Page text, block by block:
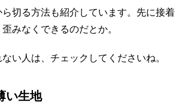
切る方法も紹介しています。先に接着
みなくできるのだとか。
い人は、チェックしてくださいね。
い生地